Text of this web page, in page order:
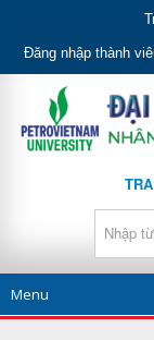
Đăng nhập thành
Menu